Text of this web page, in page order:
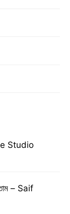
Studio
– Saif